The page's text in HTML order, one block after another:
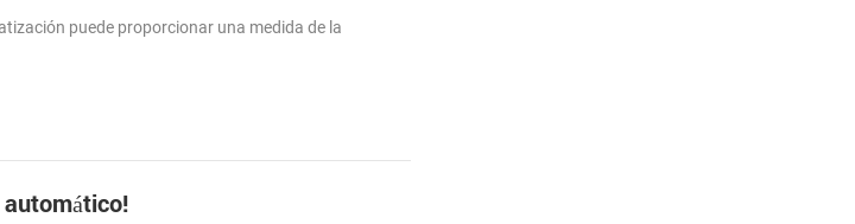
puede proporcionar una medida de la